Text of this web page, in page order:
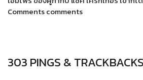
Comments comments
303 PINGS & TRACKBACKS